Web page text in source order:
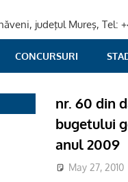
judeţul Mureş,
CONCURSURI
nr. 60 din
bugetului
anul 2009
May 27, 2010